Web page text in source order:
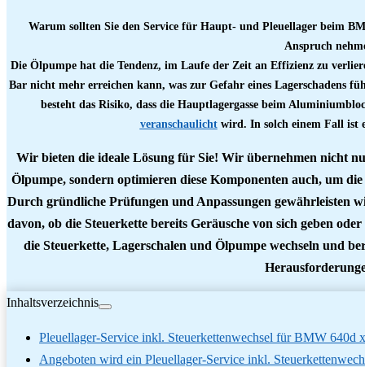
Warum sollten Sie den Service für Haupt- und Pleuellager beim
Anspruch
Die Ölpumpe hat die Tendenz, im Laufe der Zeit an Effizienz zu
Bar nicht mehr erreichen kann, was zur Gefahr eines Lagerschadens
besteht das Risiko, dass die Hauptlagergasse beim
veranschaulichtwird. In solch einem Fall ist
Wir bieten die ideale Lösung für Sie! Wir übernehmen nicht
Ölpumpe, sondern optimieren diese Komponenten auch, um
Durch gründliche Prüfungen und Anpassungen gewährleisten
davon, ob die Steuerkette bereits Geräusche von sich geben
die Steuerkette, Lagerschalen und Ölpumpe wechseln und
Inhaltsverzeichnis
Pleuellager-Service inkl. Steuerkettenwechsel für BMW
Angeboten wird ein Pleuellager-Service inkl.